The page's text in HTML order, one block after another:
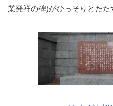
業発祥の碑)がひっそりとたた